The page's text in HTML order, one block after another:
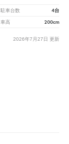
駐車台数 4台
車高 200cm
2026年7月27日 更新